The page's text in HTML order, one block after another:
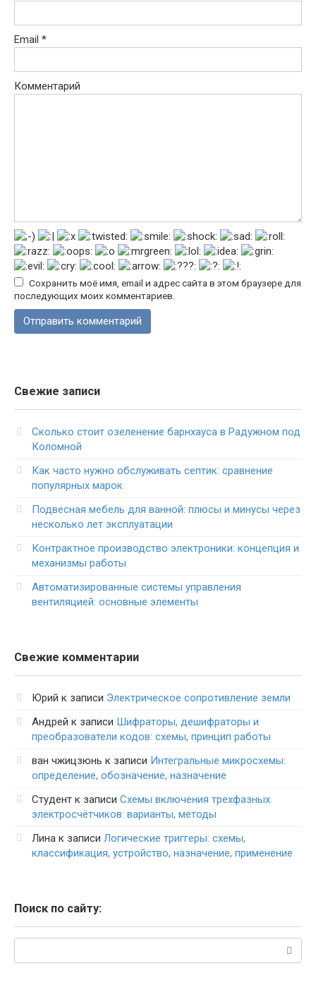
Email *
Комментарий
Сохранить моё имя, email и адрес сайта в этом браузере для
последующих моих комментариев.
Свежие записи
Сколько стоит озеленение барнхауса в Радужном под
Коломной
Как часто нужно обслуживать септик: сравнение
популярных марок
Подвесная мебель для ванной: плюсы и минусы через
несколько лет эксплуатации
Контрактное производство электроники: концепция и
механизмы работы
Автоматизированные системы управления
вентиляцией: основные элементы
Свежие комментарии
Юрий к записи Электрическое сопротивление земли
Андрей к записи Шифраторы, дешифраторы и
преобразователи кодов: схемы, принцип работы
ван чжицзюнь к записи Интегральные микросхемы:
определение, обозначение, назначение
Студент к записи Схемы включения трехфазных
электросчётчиков: варианты, методы
Лина к записи Логические триггеры: схемы,
классификация, устройство, назначение, применение
Поиск по сайту: